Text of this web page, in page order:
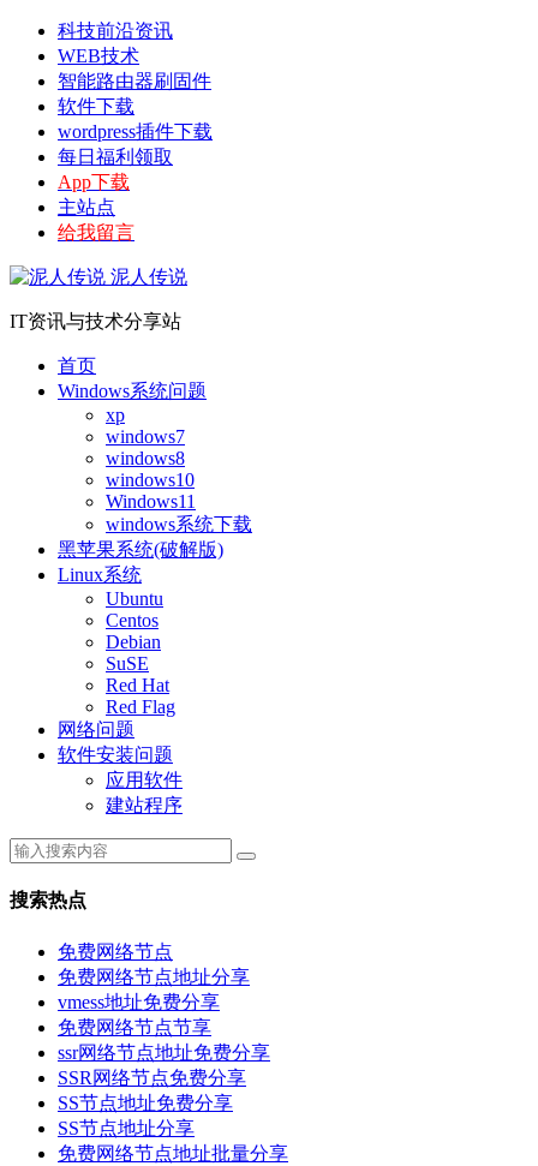
科技前沿资讯
WEB技术
智能路由器刷固件
软件下载
wordpress插件下载
每日福利领取
App下载
主站点
给我留言
泥人传说
IT资讯与技术分享站
首页
Windows系统问题
xp
windows7
windows8
windows10
Windows11
windows系统下载
黑苹果系统(破解版)
Linux系统
Ubuntu
Centos
Debian
SuSE
Red Hat
Red Flag
网络问题
软件安装问题
应用软件
建站程序
搜索热点
免费网络节点
免费网络节点地址分享
vmess地址免费分享
免费网络节点节享
ssr网络节点地址免费分享
SSR网络节点免费分享
SS节点地址免费分享
SS节点地址分享
免费网络节点地址批量分享